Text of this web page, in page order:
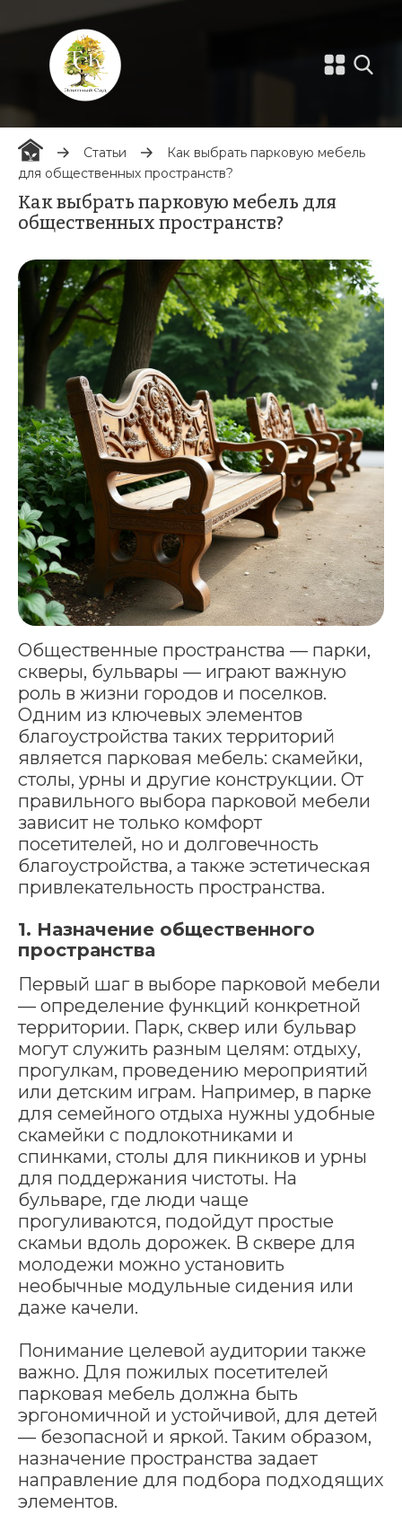
Статьи
Как выбрать парковую мебель
для общественных пространств?
Как выбрать парковую мебель для
общественных пространств?
Общественные пространства — парки,
скверы, бульвары — играют важную
роль в жизни городов и поселков.
Одним из ключевых элементов
благоустройства таких территорий
является парковая мебель: скамейки,
столы, урны и другие конструкции. От
правильного выбора парковой мебели
зависит не только комфорт
посетителей, но и долговечность
благоустройства, а также эстетическая
привлекательность пространства.
1. Назначение общественного
пространства
Первый шаг в выборе парковой мебели
— определение функций конкретной
территории. Парк, сквер или бульвар
могут служить разным целям: отдыху,
прогулкам, проведению мероприятий
или детским играм. Например, в парке
для семейного отдыха нужны удобные
скамейки с подлокотниками и
спинками, столы для пикников и урны
для поддержания чистоты. На
бульваре, где люди чаще
прогуливаются, подойдут простые
скамьи вдоль дорожек. В сквере для
молодежи можно установить
необычные модульные сидения или
даже качели.
Понимание целевой аудитории также
важно. Для пожилых посетителей
парковая мебель должна быть
эргономичной и устойчивой, для детей
— безопасной и яркой. Таким образом,
назначение пространства задает
направление для подбора подходящих
элементов.